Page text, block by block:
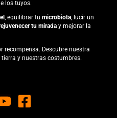
los tuyos.
, equilibrar tu microbiota, lucir un
tu mirada y mejorar la
recompensa. Descubre nuestra
y nuestras costumbres.